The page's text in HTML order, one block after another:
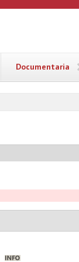
Documentaria